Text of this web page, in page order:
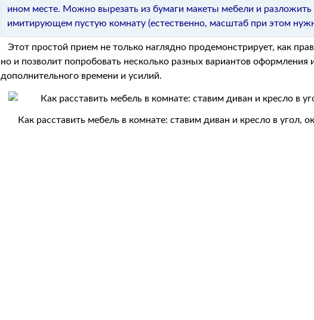
ином месте. Можно вырезать из бумаги макеты мебели и разложить
имитирующем пустую комнату (естественно, масштаб при этом
Этот простой прием не только наглядно продемонстрирует, как
но и позволит попробовать несколько разных вариантов оформления
дополнительного времени и усилий.
Как расставить мебель в комнате: ставим диван и кресло в угол,